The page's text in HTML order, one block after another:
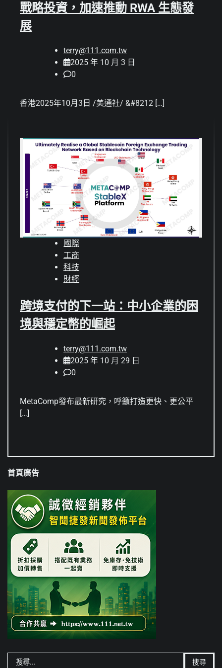
戰略投資，加速推動 RWA 生態發
展
terry@111.com.tw
2025 年 10 月 3 日
0
香港2025年10月3日 /美通社/ &#8212 […]
國際
工商
科技
財經
跨境支付的下一站：中小企業的困
境與穩定幣的崛起
terry@111.com.tw
2025 年 10 月 29 日
0
MetaComp發布最新研究，呼籲打造更快、更公平
[…]
首頁廣告